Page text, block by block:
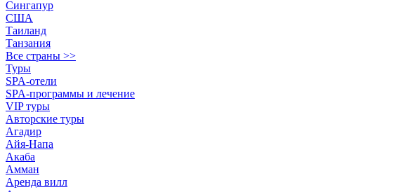
Сингапур
США
Таиланд
Танзания
Все страны >>
Туры
SPA-отели
SPA-программы и лечение
VIP туры
Авторские туры
Агадир
Айя-Напа
Акаба
Амман
Аренда вилл